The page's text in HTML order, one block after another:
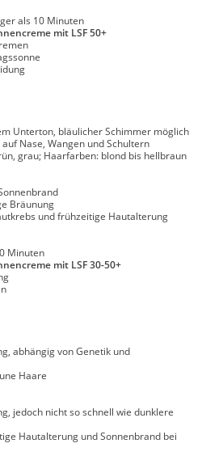
als 10 Minuten
mit LSF 50+
Unterton, bläulicher Schimmer möglich
Nase, Wangen und Schultern
grau; Haarfarben: blond bis hellbraun
Bräunung
und frühzeitige Hautalterung
Minuten
mit LSF 30-50+
abhängig von Genetik und
Haare
jedoch nicht so schnell wie dunklere
Hautalterung und Sonnenbrand bei